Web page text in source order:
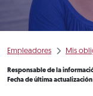
Empleadores Mis
Responsable de la
Fecha de última